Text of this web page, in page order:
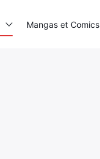
Mangas et Comics